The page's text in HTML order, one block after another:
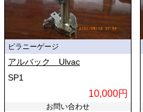
ピラニーゲージ
アルバック Ulvac
SP1
10,000円
お問い合わせ